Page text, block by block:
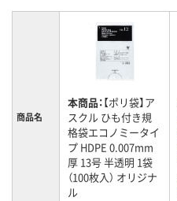
商品名
本商品：【ポリ袋】ア
スクル ひも付き規
格袋エコノミータイ
プ HDPE 0.007mm
厚 13号 半透明 1袋
（100枚入） オリジナ
ル